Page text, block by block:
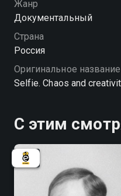
героев фильма
будущем. Среди них знаменитые интернет-
инфлюенсеры и
представители
Жанр
Документальный
Страна
Россия
Оригинальное название
Selfie. Chaos and
С этим